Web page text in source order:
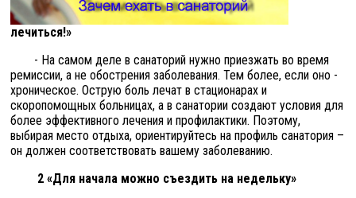
лечиться!»
- На самом деле в санаторий нужно приезжать во время
ремиссии, а не обострения заболевания. Тем более, если оно -
хроническое. Острую боль лечат в стационарах и
скоропомощных больницах, а в санатории создают условия для
более эффективного лечения и профилактики. Поэтому,
выбирая место отдыха, ориентируйтесь на профиль санатория –
он должен соответствовать вашему заболеванию.
2 «Для начала можно съездить на недельку»